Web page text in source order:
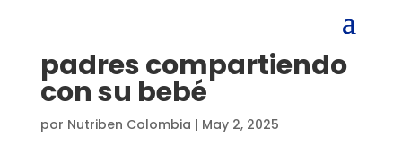
padres compartiendo
con su bebé
por Nutriben Colombia | May 2, 2025